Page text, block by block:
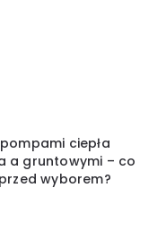
ciepła
a gruntowymi – co
wyborem?